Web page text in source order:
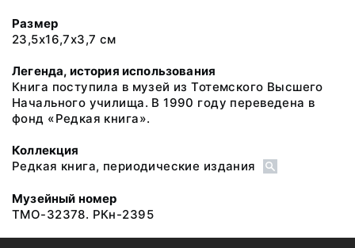
Размер
23,5х16,7х3,7 см
Легенда, история использования
Книга поступила в музей из Тотемского Высшего
Начального училища. В 1990 году переведена в
фонд «Редкая книга».
Коллекция
Редкая книга, периодические издания
Музейный номер
ТМО-32378. РКн-2395